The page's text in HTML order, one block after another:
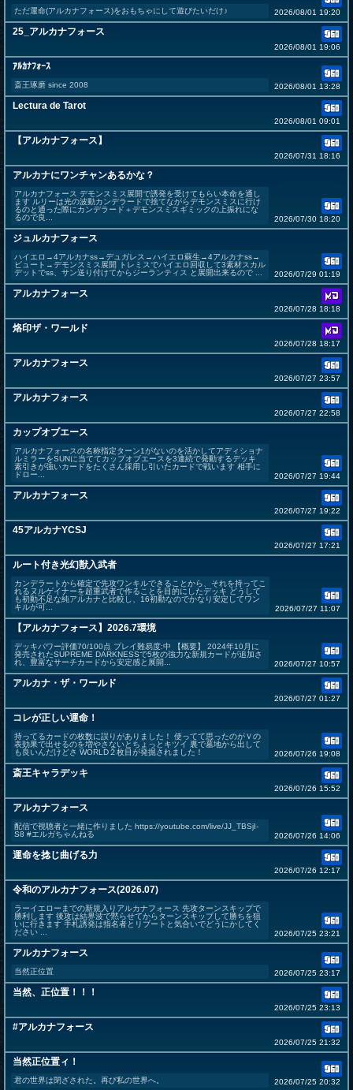
ただ運命(アルカナフォース)をおもちゃにして遊びたいだけ♪ 2026/08/01 19:20
25_アルカナフォース
2026/08/01 19:06
ｱﾙｶﾅﾌｫｰｽ
斎王琢磨 since 2008 2026/08/01 13:28
Lectura de Tarot
2026/08/01 09:01
【アルカナフォース】
2026/07/31 18:16
アルカナにワンチャンあるかな？
アルカナフォース デモンスミス展開で誘発を受けてもらい本命を通し
ます ルリーは光の波動カンデラードで捨てながらデモンスミスに行け
るのと通った際にカンデラード＋デモンスミスギミックの上振れにな
るので良...
2026/07/30 18:20
ジュルカナフォース
ハイエロ→4アルカナss→デュガレス→ハイエロ蘇生→4アルカナss→
ビュート→デモンスミス展開 トレミスでハイエロ回収して3素材スカル
デットでss、サン送り付けてからジーランティス と展開出来るので ...
2026/07/29 01:19
アルカナフォース
2026/07/28 18:18
烙印ザ・ワールド
2026/07/28 18:17
アルカナフォース
2026/07/27 23:57
アルカナフォース
2026/07/27 22:58
カップオブエース
アルカナフォースの名称指定ターン1がないのを活かしてアディショナ
ルミラーをSUNに当ててカップオブエースを3連続で発動するデッキ
素引きが強いカードをたくさん採用し引いたカードで戦います 相手に
ドロー...
2026/07/27 19:44
アルカナフォース
2026/07/27 19:22
45アルカナYCSJ
2026/07/27 17:21
ルート付き光幻獣入武者
カンデラートから確定で先攻ワンキルできることから、それを持ってこ
れるヌルゲイナーを超重武者で作ることを目的にしたデッキ どうして
も初動不足な純アルカナと比較し、16初動なのでかなり安定してワン
キルが可...
2026/07/27 11:07
【アルカナフォース】2026.7環境
デッキパワー評価70/100点 プレイ難易度:中 【概要】 2024年10月に
発売されたSUPREME DARKNESSで5枚の強力な新規カードが追加さ
れ、豊富なサーチカードから安定感と展開...
2026/07/27 10:57
アルカナ・ザ・ワールド
2026/07/27 01:27
コレが正しい運命！
持ってるカードの枚数に誤りがありました！ 使ってて思ったのがＶの
表効果で出せるのを増やさないとちょっとキツイ 裏で墓地から出して
も良いんだけどさ WORLD２枚目が発掘されました！
2026/07/26 19:08
斎王キャラデッキ
2026/07/26 15:52
アルカナフォース
配信で視聴者と一緒に作りました https://youtube.com/live/JJ_TBSjI-
S8 #エルガちゃんねる
2026/07/26 14:06
運命を捻じ曲げる力
2026/07/26 12:17
令和のアルカナフォース(2026.07)
ラーイエローまでの新規入りアルカナフォース 先攻ターンスキップで
勝利します 後攻は結界波で黙らせてからターンスキップして勝ちを狙
いに行きます 手札誘発は指名者とリブートと気合いでどうにかしてく
ださい ...
2026/07/25 23:21
アルカナフォース
当然正位置 2026/07/25 23:17
当然、正位置！！！
2026/07/25 23:13
#アルカナフォース
2026/07/25 21:32
当然正位置ィ！
君の世界は閉ざされた。再び私の世界へ。 2026/07/25 20:32